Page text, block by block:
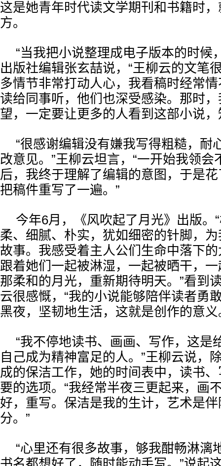
这是她青年时代读文学期刊和书籍时
方。
“当我把小说整理成电子版本的时候
出版社编辑张玄喆说，“王柳云的文笔
多情节非常打动人心，我看稿时经常
读给同事听，他们也深受感染。那时
望，一定要让更多的人看到这部小说，
“很感谢编辑没有嫌我写得粗糙，耐
改意见。”王柳云坦言，“一开始我领会
后，我终于理解了编辑的意图，于是
把稿件重写了一遍。”
今年6月，《风吹起了月光》出版。
柔、细腻、朴实，犹如细密的针脚，
故事。我感受着主人公们生命中落下
跟着她们一起被淋湿，一起被晒干，
那柔和的月光，重新期待明天。”看到
云很感慨，“我的小说能够陪伴读者勇
黑夜，坚韧地生活，这就是创作的意义
“我不停地读书、画画、写作，这是
自己成为精神富足的人。”王柳云说，
成的保洁工作，她的时间表中，读书
要的选项。“我经常半夜三更起来，画
好，重写。保洁是我的生计，艺术是
分。”
“心里还有很多故事，够我酣畅淋漓